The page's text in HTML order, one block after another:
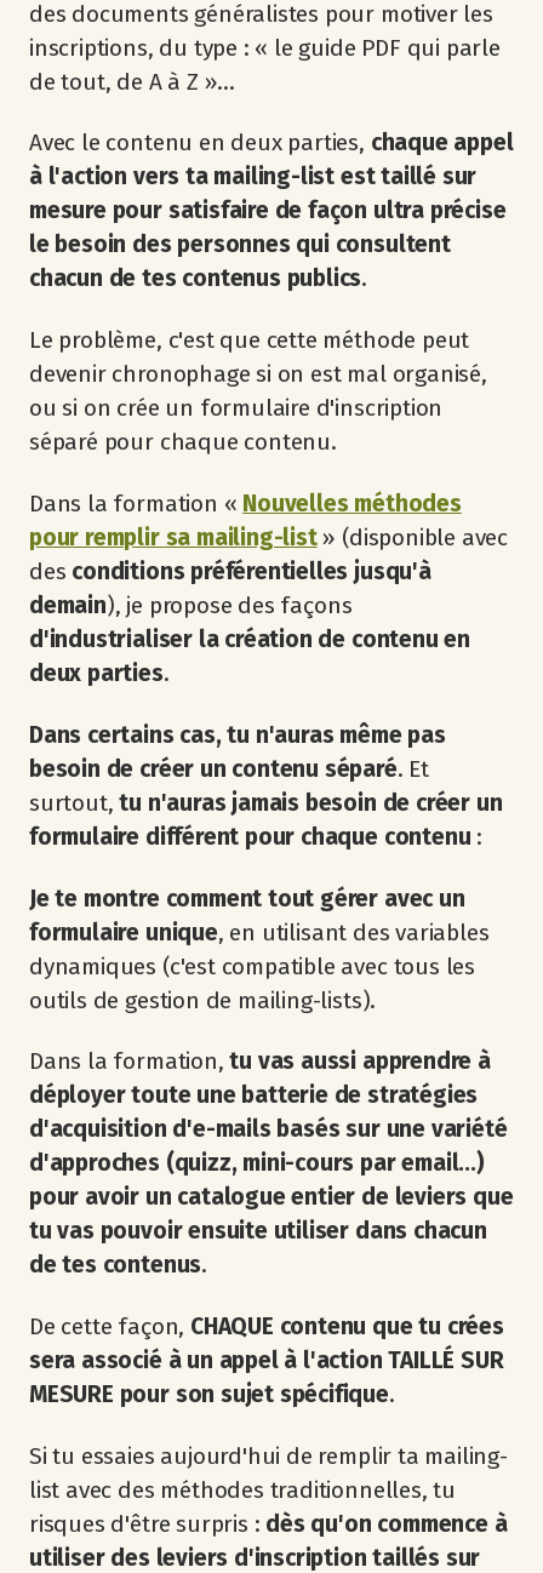
des documents généralistes pour motiver les
inscriptions, du type : « le guide PDF qui parle
de tout, de A à Z »...
Avec le contenu en deux parties, chaque appel
à l'action vers ta mailing-list est taillé sur
mesure pour satisfaire de façon ultra précise
le besoin des personnes qui consultent
chacun de tes contenus publics.
Le problème, c'est que cette méthode peut
devenir chronophage si on est mal organisé,
ou si on crée un formulaire d'inscription
séparé pour chaque contenu.
Dans la formation « Nouvelles méthodes
pour remplir sa mailing-list» (disponible avec
des conditions préférentielles jusqu'à
demain), je propose des façons
d'industrialiser la création de contenu en
deux parties.
Dans certains cas, tu n'auras même pas
besoin de créer un contenu séparé. Et
surtout,tu n'auras jamais besoin de créer un
formulaire différent pour chaque contenu :
Je te montre comment tout gérer avec un
formulaire unique, en utilisant des variables
dynamiques (c'est compatible avec tous les
outils de gestion de mailing-lists).
Dans la formation,tu vas aussi apprendre à
déployer toute une batterie de stratégies
d'acquisition d'e-mails basés sur une variété
d'approches (quizz, mini-cours par email...)
pour avoir un catalogue entier de leviers que
tu vas pouvoir ensuite utiliser dans chacun
de tes contenus.
De cette façon, CHAQUE contenu que tu crées
sera associé à un appel à l'action TAILLÉ SUR
MESURE pour son sujet spécifique.
Si tu essaies aujourd'hui de remplir ta mailing-
list avec des méthodes traditionnelles, tu
risques d'être surpris : dès qu'on commence à
utiliser des leviers d'inscription taillés sur